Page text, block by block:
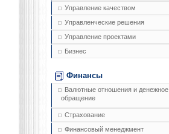
Управление качеством
Управленческие решения
Управление проектами
Бизнес
Финансы
Валютные отношения и денежное
обращение
Страхование
Финансовый менеджмент